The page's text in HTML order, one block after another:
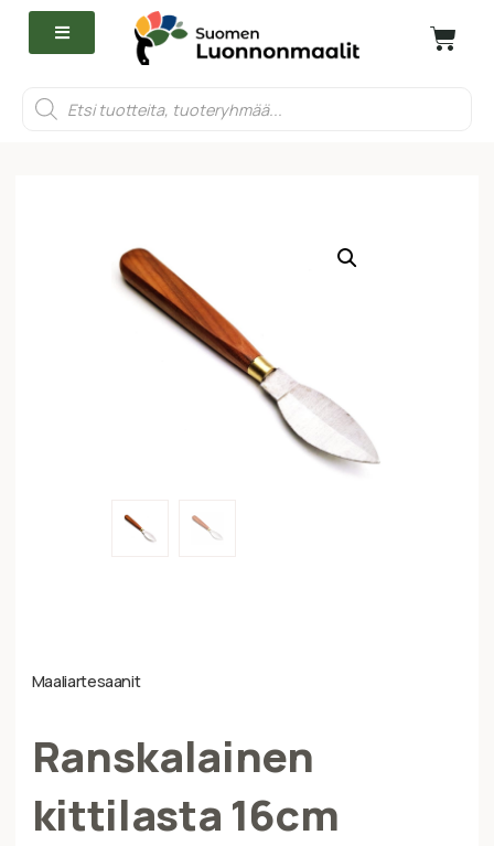
Maaliartesaanit
Ranskalainen
kittilasta 16cm